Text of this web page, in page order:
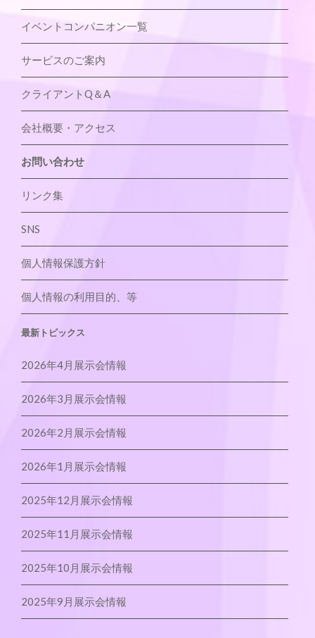
イベントコンパニオン一覧
サービスのご案内
クライアントQ＆A
会社概要・アクセス
お問い合わせ
リンク集
SNS
個人情報保護方針
個人情報の利用目的、等
最新トピックス
2026年4月展示会情報
2026年3月展示会情報
2026年2月展示会情報
2026年1月展示会情報
2025年12月展示会情報
2025年11月展示会情報
2025年10月展示会情報
2025年9月展示会情報